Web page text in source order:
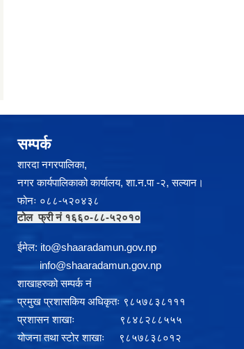
सम्पर्क
शारदा नगरपालिका,
नगर कार्यपालिकाको कार्यालय, शा.न.पा -२, सल्यान।
फोनः ०८८-५२०४३८
टोल फ्री नं १६६०-८८-५२०१०
ईमेल: ito@shaaradamun.gov.np
info@shaaradamun.gov.np
शाखाहरुको सम्पर्क नं
प्रमुख प्रशासकिय अधिकृतः ९८५७८३८१११
प्रशासन शाखाः ९८४८२८८५५५
योजना तथा स्टोर शाखाः ९८५७८३८०१२